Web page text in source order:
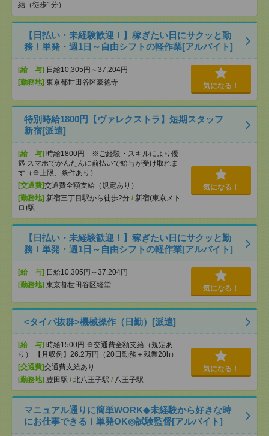
結（徒歩1分）
【日払い・未経験歓迎！】稼ぎたい日にサクッと勤
務！単発・週1日～自由シフトの軽作業[アルバイト]
[給 与] 日給10,305円～37,204円
[勤務地] 東京都世田谷区豪徳寺 気になる！
特別時給1800円【ヴァレクストラ】短期スタッフ
新宿[派遣]
[給 与] 時給1800円 ※ご経験・スキルにより優
遇 スマホでかんたんに前払いで給与が受け取れま
す（※上限、条件あり）
[交通費]交通費全額支給（規定あり）
[勤務地] 新宿三丁目駅から徒歩2分 / 新宿(東京メト
ロ)駅
気になる！
【日払い・未経験歓迎！】稼ぎたい日にサクッと勤
務！単発・週1日～自由シフトの軽作業[アルバイト]
[給 与] 日給10,305円～37,204円
[勤務地] 東京都世田谷区経堂 気になる！
<タイパ抜群>機械操作（日勤）[派遣]
[給 与] 時給1500円 ※交通費全額支給（規定あ
り） 【月収例】26.2万円（20日勤務＋残業20h）
[交通費]交通費支給あり
[勤務地] 豊田駅 / 北八王子駅 / 八王子駅
気になる！
マニュアル通りに簡単WORK◆未経験から好きな時
にお仕事できる！単発OK◎試験監督[アルバイト]